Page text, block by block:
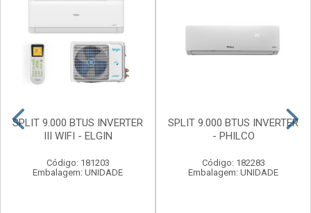
SPLIT 9.000 BTUS INVERTER
III WIFI - ELGIN
Código: 181203
Embalagem: UNIDADE
SPLIT 9.000 BTUS INVERTER
- PHILCO
Código: 182283
Embalagem: UNIDADE